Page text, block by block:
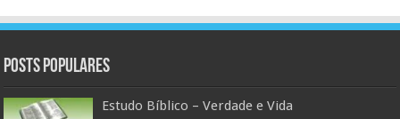
Posts populares
Estudo Bíblico – Verdade e Vida